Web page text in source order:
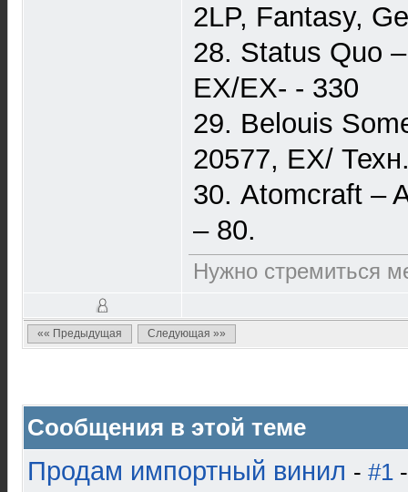
2LP, Fantasy,
28. Status Quo
EX/EX- - 330
29. Belouis
20577, EX/
30. Atomcraft –
– 80.
Нужно стремиться
«« Предыдущая Следующая »»
Сообщения в этой теме
Продам импортный винил - #1